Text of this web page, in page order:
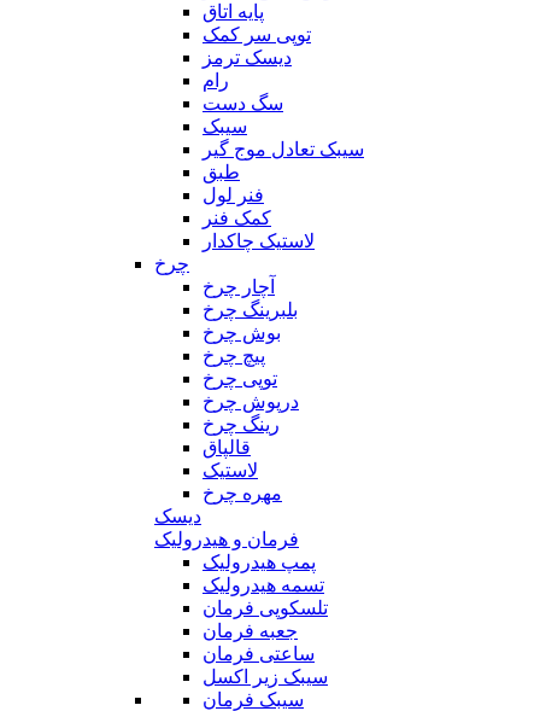
پایه اتاق
توپی سر کمک
دیسک ترمز
رام
سگ دست
سیبک
سیبک تعادل موج گیر
طبق
فنر لول
کمک فنر
لاستیک چاکدار
چرخ
آچار چرخ
بلبرینگ چرخ
بوش چرخ
پیچ چرخ
توپی چرخ
درپوش چرخ
رینگ چرخ
قالپاق
لاستیک
مهره چرخ
دیسک
فرمان و هیدرولیک
پمپ هیدرولیک
تسمه هیدرولیک
تلسکوپی فرمان
جعبه فرمان
ساعتی فرمان
سیبک زیر اکسل
سیبک فرمان